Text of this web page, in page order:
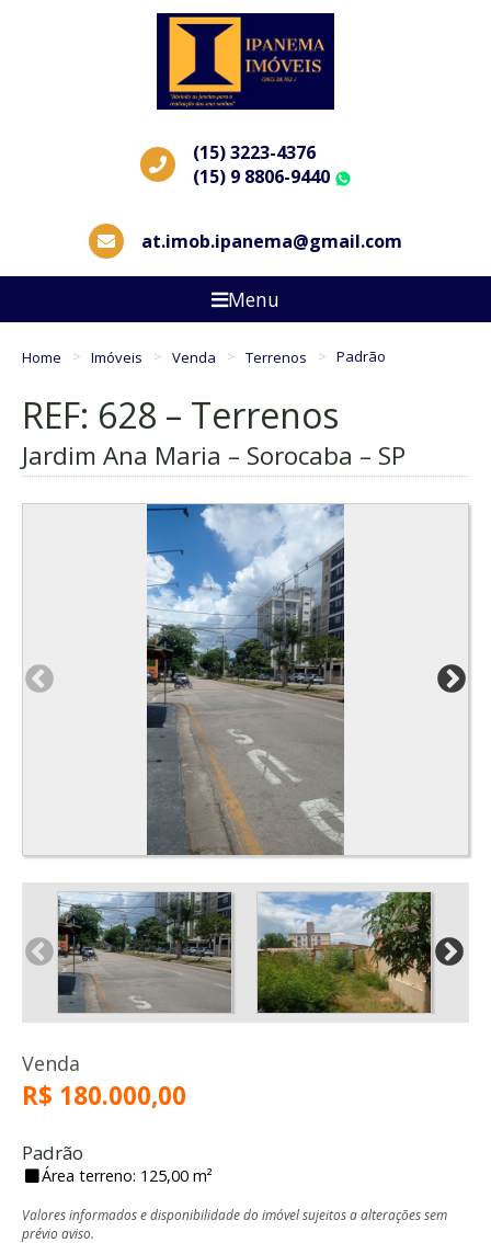
(15) 3223-4376
(15) 9 8806-9440
at.imob.ipanema@gmail.com
Menu
Home Imóveis Venda Terrenos Padrão
REF: 628 – Terrenos
Jardim Ana Maria – Sorocaba – SP
Venda
R$ 180.000,00
Padrão
Área terreno: 125,00 m²
Valores informados e disponibilidade do imóvel sujeitos a alterações sem
prévio aviso.